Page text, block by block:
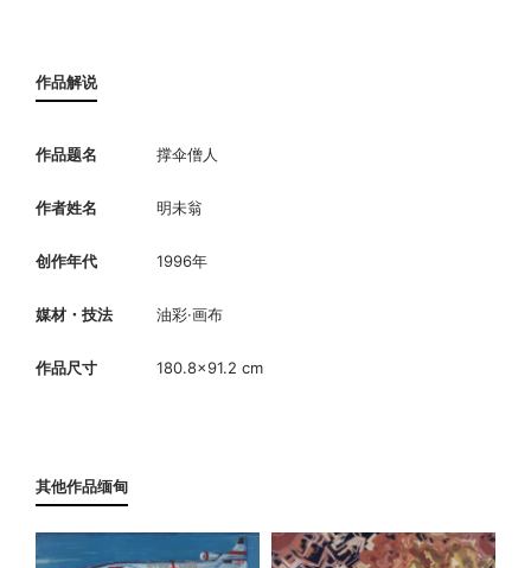
作品解说
作品题名 撑伞僧人
作者姓名 明未翁
创作年代 1996年
媒材・技法 油彩·画布
作品尺寸 180.8×91.2 cm
其他作品缅甸